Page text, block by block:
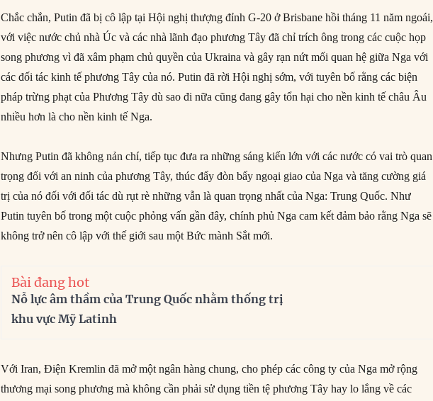
Chắc chắn, Putin đã bị cô lập tại Hội nghị thượng đỉnh G-20 ở Brisbane hồi tháng 11 năm ngoái,
với việc nước chủ nhà Úc và các nhà lãnh đạo phương Tây đã chỉ trích ông trong các cuộc họp
song phương vì đã xâm phạm chủ quyền của Ukraina và gây rạn nứt mối quan hệ giữa Nga với
các đối tác kinh tế phương Tây của nó. Putin đã rời Hội nghị sớm, với tuyên bố rằng các biện
pháp trừng phạt của Phương Tây dù sao đi nữa cũng đang gây tổn hại cho nền kinh tế châu Âu
nhiều hơn là cho nền kinh tế Nga.
Nhưng Putin đã không nản chí, tiếp tục đưa ra những sáng kiến lớn với các nước có vai trò quan
trọng đối với an ninh của phương Tây, thúc đẩy đòn bẩy ngoại giao của Nga và tăng cường giá
trị của nó đối với đối tác dù rụt rè những vẫn là quan trọng nhất của Nga: Trung Quốc. Như
Putin tuyên bố trong một cuộc phỏng vấn gần đây, chính phủ Nga cam kết đảm bảo rằng Nga sẽ
không trở nên cô lập với thế giới sau một Bức mành Sắt mới.
Bài đang hot
Nỗ lực âm thầm của Trung Quốc nhằm thống trị
khu vực Mỹ Latinh
Với Iran, Điện Kremlin đã mở một ngân hàng chung, cho phép các công ty của Nga mở rộng
thương mại song phương mà không cần phải sử dụng tiền tệ phương Tây hay lo lắng về các